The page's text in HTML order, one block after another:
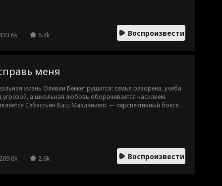
433.6k
6.4k Воспроизвести
меня
жизнь Оливии Беккет рушится: семья разорена, учеба
угрозой, а школьная любовь оборачивается насилием.
Себастьян Баш Макдэниелс — перспективный боксер,
269.6k 2.6k Воспроизвести